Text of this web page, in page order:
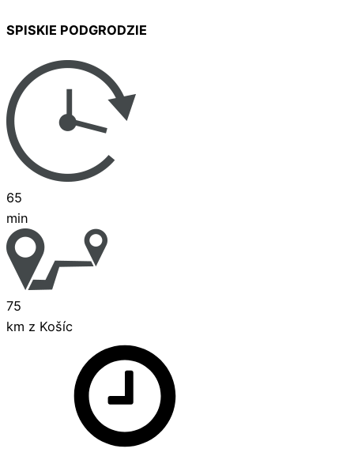
SPISKIE PODGRODZIE
65
min
75
km z Košíc